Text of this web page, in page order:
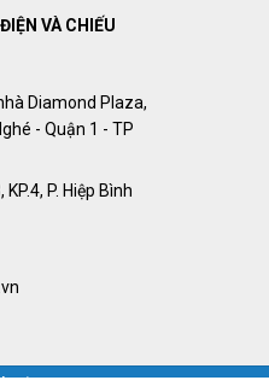
VÀ CHIẾU
Diamond Plaza,
- Quận 1 - TP
P. Hiệp Bình